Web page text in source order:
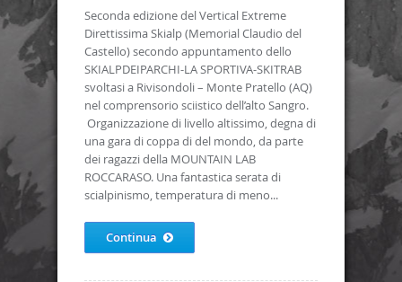
Seconda edizione del Vertical Extreme
Direttissima Skialp (Memorial Claudio del
Castello) secondo appuntamento dello
SKIALPDEIPARCHI-LA SPORTIVA-SKITRAB
svoltasi a Rivisondoli – Monte Pratello (AQ)
nel comprensorio sciistico dell’alto Sangro.
Organizzazione di livello altissimo, degna di
una gara di coppa di del mondo, da parte
dei ragazzi della MOUNTAIN LAB
ROCCARASO. Una fantastica serata di
scialpinismo, temperatura di meno...
Continua